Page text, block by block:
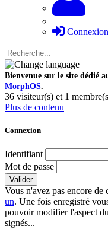
Connexion
Bienvenue sur le site dédié
MorphOS.
36 visiteur(s) et 1
Plus de contenu
Connexion
Identifiant
Mot de passe
Valider
Vous n'avez pas encore
un. Une fois enregistré
pouvoir modifier l'aspect
signés...